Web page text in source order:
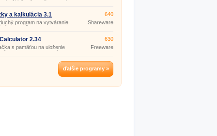
výpočty pre každodennú
a kalkulácia 3.1
program na vytváranie
a ich tlač.
640
Shareware
2.34
s pamäťou na uloženie
s 19 preddefinovanými
630
Freeware
ďalšie programy »